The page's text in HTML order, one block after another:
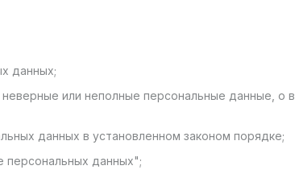
данных;
или неполные персональные данные, о
данных в установленном законом порядке;
персональных данных";